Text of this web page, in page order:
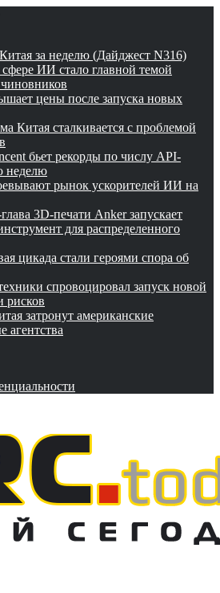
за неделю (Дайджест N316)
ИИ стало главной темой
цены после запуска новых
Китая сталкивается с проблемой
бьет рекорды по числу API-
неделю
рынок ускорителей ИИ на
3D-печати Anker запускает
для распределенного
цикада стали героями спора об
спровоцировал запуск новой
рисков
затронут американские
агентства